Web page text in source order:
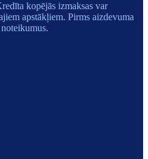
kopējās izmaksas var
apstākļiem. Pirms aizdevuma